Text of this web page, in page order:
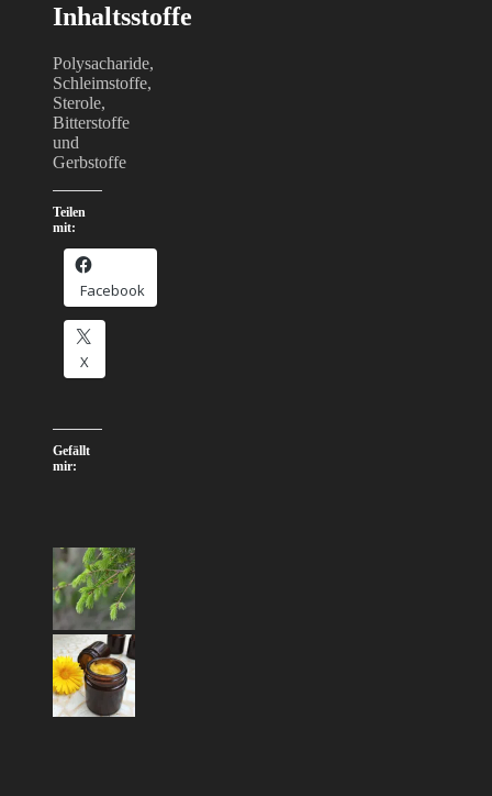
Inhaltsstoffe
Polysacharide,
Schleimstoffe,
Sterole,
Bitterstoffe
und
Gerbstoffe
Teilen
mit:
Facebook
X
Gefällt
mir: